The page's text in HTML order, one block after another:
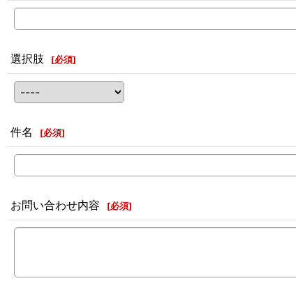
選択肢 [必須]
件名 [必須]
お問い合わせ内容 [必須]